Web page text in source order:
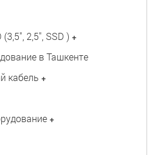
2,5", SSD ) +
в Ташкенте
кабель +
+